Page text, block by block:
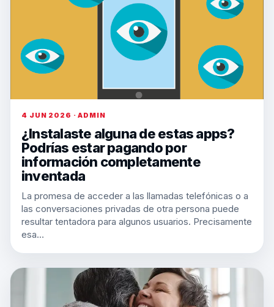
4 JUN 2026 · ADMIN
¿Instalaste alguna de estas apps?
Podrías estar pagando por
información completamente
inventada
La promesa de acceder a las llamadas telefónicas o a
las conversaciones privadas de otra persona puede
resultar tentadora para algunos usuarios. Precisamente
esa…